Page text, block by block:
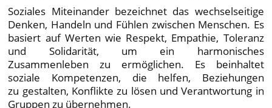
Soziales Miteinander bezeichnet das wechselseitige
Denken, Handeln und Fühlen zwischen Menschen. Es
basiert auf Werten wie Respekt, Empathie, Toleranz
und Solidarität, um ein harmonisches
Zusammenleben zu ermöglichen. Es beinhaltet
soziale Kompetenzen, die helfen, Beziehungen
zu gestalten, Konflikte zu lösen und Verantwortung in
Gruppen zu übernehmen.